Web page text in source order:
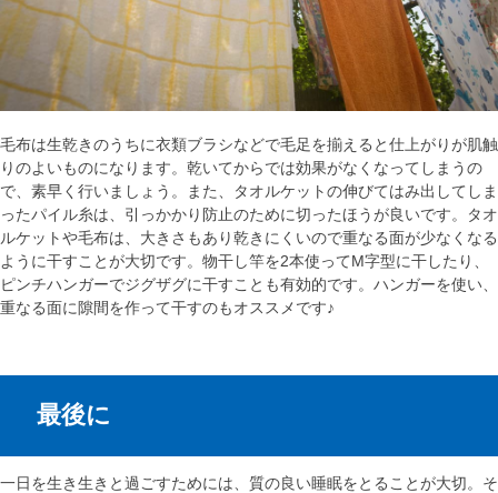
毛布は生乾きのうちに衣類ブラシなどで毛足を揃えると仕上がりが肌触
りのよいものになります。乾いてからでは効果がなくなってしまうの
で、素早く行いましょう。また、タオルケットの伸びてはみ出してしま
ったパイル糸は、引っかかり防止のために切ったほうが良いです。タオ
ルケットや毛布は、大きさもあり乾きにくいので重なる面が少なくなる
ように干すことが大切です。物干し竿を2本使ってM字型に干したり、
ピンチハンガーでジグザグに干すことも有効的です。ハンガーを使い、
重なる面に隙間を作って干すのもオススメです♪
最後に
一日を生き生きと過ごすためには、質の良い睡眠をとることが大切。そ